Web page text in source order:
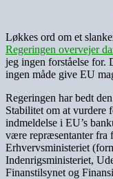
Løkkes ord om et
Regeringen overvejer
jeg ingen forståelse for.
ingen måde give EU
Regeringen har bedt
Stabilitet om at vurdere
indmeldelse i EU’s
være repræsentanter fra
Erhvervsministeriet
Indenrigsministeriet,
Finanstilsynet og